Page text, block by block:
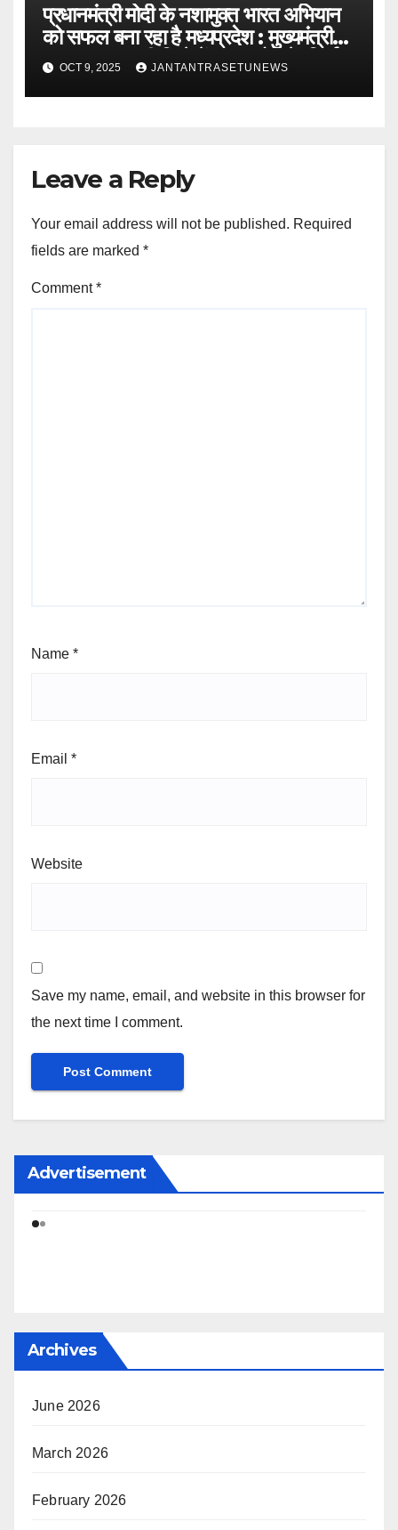
प्रधानमंत्री मोदी के नशामुक्त भारत अभियान
को सफल बना रहा है मध्यप्रदेश : मुख्यमंत्री
डॉ. यादवबड़वानी जिले में 60 करोड़ के निर्माण
कार्यों का वर्चुअली किया लोकार्पण और
शिलान्यास
OCT 9, 2025 JANTANTRASETUNEWS
Leave a Reply
Your email address will not be published. Required
fields are marked *
Comment*
Name *
Email *
Website
Save my name, email, and website in this browser for
the next time I comment.
Advertisement
Archives
June 2026
March 2026
February 2026